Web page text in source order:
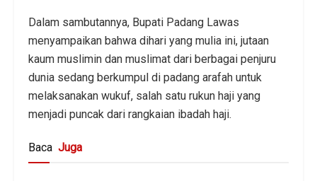
Dalam sambutannya, Bupati Padang Lawas
menyampaikan bahwa dihari yang mulia ini, jutaan
kaum muslimin dan muslimat dari berbagai penjuru
dunia sedang berkumpul di padang arafah untuk
melaksanakan wukuf, salah satu rukun haji yang
menjadi puncak dari rangkaian ibadah haji.
Baca Juga